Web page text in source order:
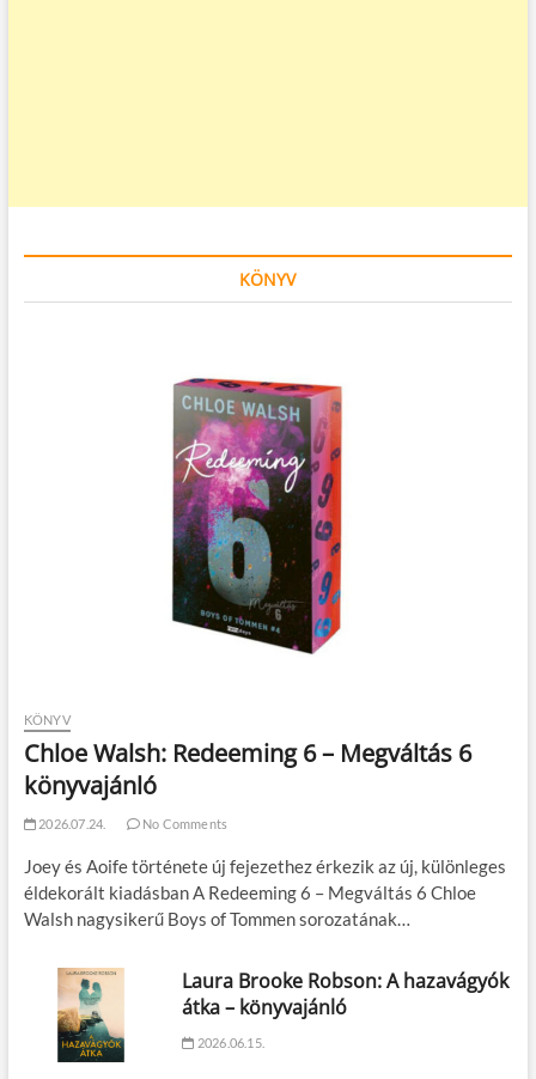
KÖNYV
KÖNYV
Chloe Walsh: Redeeming 6 – Megváltás 6
könyvajánló
2026.07.24. No Comments
Joey és Aoife története új fejezethez érkezik az új, különleges
éldekorált kiadásban A Redeeming 6 – Megváltás 6 Chloe
Walsh nagysikerű Boys of Tommen sorozatának…
Laura Brooke Robson: A hazavágyók
átka – könyvajánló
2026.06.15.